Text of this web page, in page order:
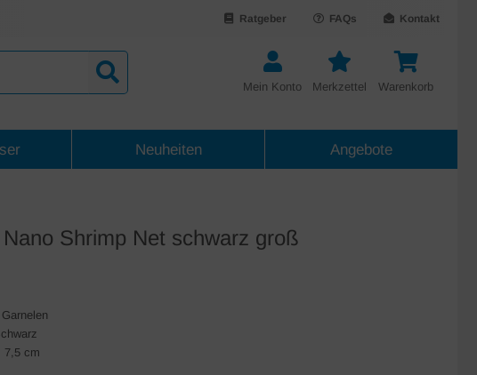
Kontakt
FAQs
Ratgeber
Warenkorb
Merkzettel
Mein Konto
Neuheiten Angebote
Shrimp Net schwarz groß
7,5 cm